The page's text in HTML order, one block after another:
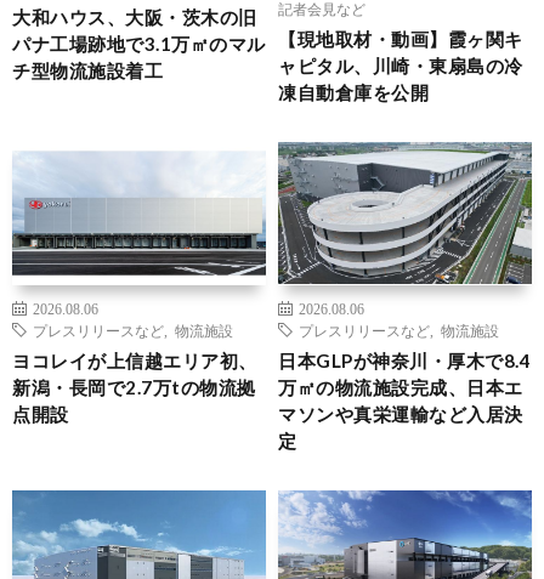
大和ハウス、大阪・茨木の旧
パナ工場跡地で3.1万㎡のマル
チ型物流施設着工
記者会見など
【現地取材・動画】霞ヶ関キ
ャピタル、川崎・東扇島の冷
凍自動倉庫を公開
2026.08.06
プレスリリースなど
物流施設
ヨコレイが上信越エリア初、
新潟・長岡で2.7万tの物流拠
点開設
2026.08.06
プレスリリースなど
物流施設
日本GLPが神奈川・厚木で8.4
万㎡の物流施設完成、日本エ
マソンや真栄運輸など入居決
定